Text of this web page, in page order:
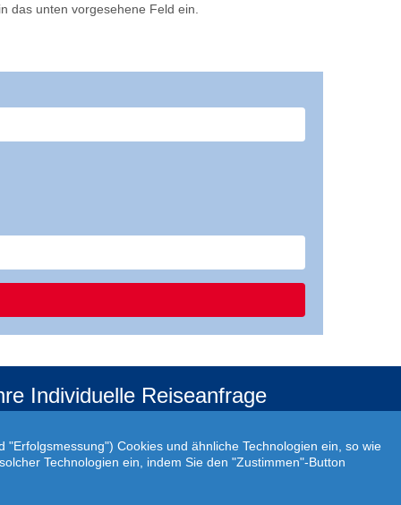
das unten vorgesehene Feld ein.
Individuelle Reiseanfrage
Ihre individuellen Reisewünsche erstellen wir Ihnen
ein persönliches Angebot.
Cookies und ähnliche Technologien ein, so wie
Technologien ein, indem Sie den "Zustimmen"-Button